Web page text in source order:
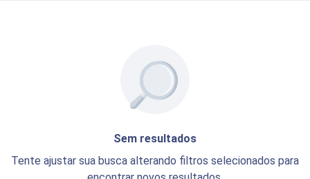
Sem resultados
Tente ajustar sua busca alterando filtros selecionados para